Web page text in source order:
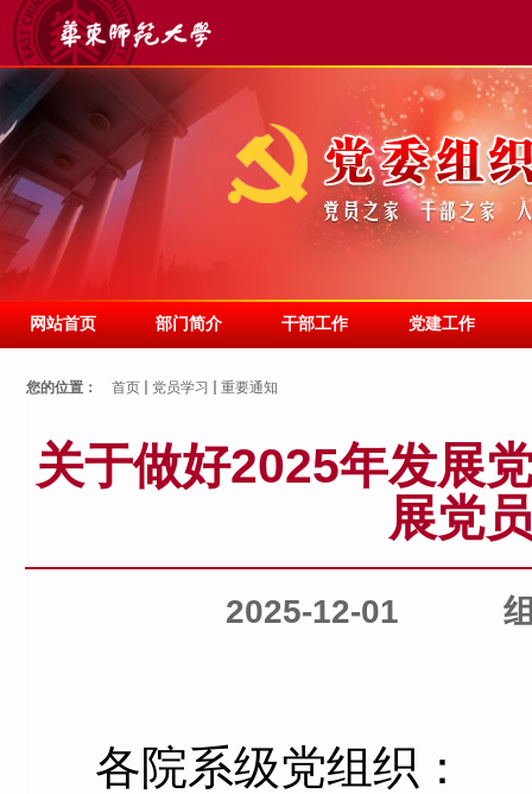
网站首页 部门简介 干部工作 党建工作
您的位置： 首页 党员学习 重要通知
关于做好2025年发展
展党
2025-12-01
各院系级党组织：